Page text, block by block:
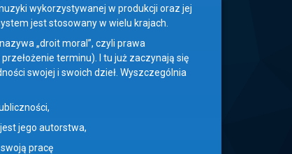
wykorzystywanej w produkcji oraz jej
jest stosowany w wielu krajach.
„droit moral”, czyli prawa
terminu). I tu już zaczynają się
swojej i swoich dzieł. Wyszczególnia
jego autorstwa,
pracę